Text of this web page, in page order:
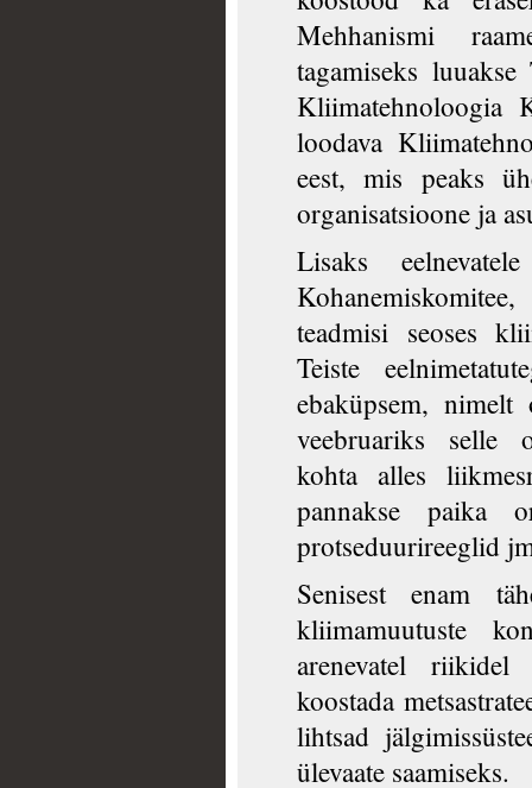
Mehhanismi
tagamiseks
Kliimatehnoloogia
loodava
eest, mis peaks
organisatsioone ja
Lisaks
teadmisi seoses
Teiste
ebaküpsem, nimelt
veebruariks selle
kohta alles
pannakse paika
protseduurireeglid
Senisest enam
kliimamuutuste
arenevatel riikidel
koostada
lihtsad
ülevaate saamiseks.